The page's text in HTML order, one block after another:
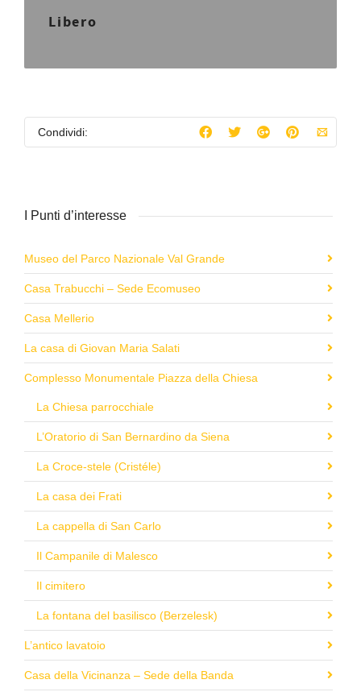
Libero
Condividi:
I Punti d’interesse
Museo del Parco Nazionale Val Grande
Casa Trabucchi – Sede Ecomuseo
Casa Mellerio
La casa di Giovan Maria Salati
Complesso Monumentale Piazza della Chiesa
La Chiesa parrocchiale
L’Oratorio di San Bernardino da Siena
La Croce-stele (Cristéle)
La casa dei Frati
La cappella di San Carlo
Il Campanile di Malesco
Il cimitero
La fontana del basilisco (Berzelesk)
L’antico lavatoio
Casa della Vicinanza – Sede della Banda